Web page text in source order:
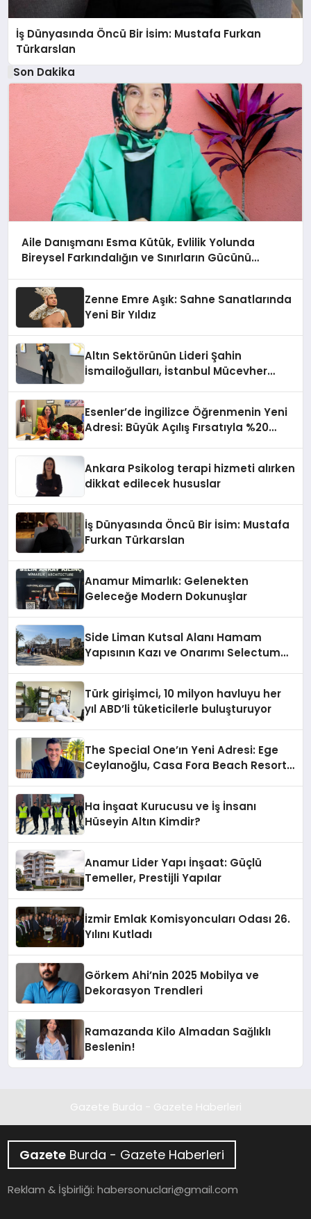
İş Dünyasında Öncü Bir İsim: Mustafa Furkan
Türkarslan
Son Dakika
Aile Danışmanı Esma Kütük, Evlilik Yolunda
Bireysel Farkındalığın ve Sınırların Gücünü
Zenne Emre Aşık: Sahne Sanatlarında
Yeni Bir Yıldız
Altın Sektörünün Lideri Şahin
İsmailoğulları, İstanbul Mücevher
Esenler’de İngilizce Öğrenmenin Yeni
Adresi: Büyük Açılış Fırsatıyla %20
Ankara Psikolog terapi hizmeti alırken
dikkat edilecek hususlar
İş Dünyasında Öncü Bir İsim: Mustafa
Furkan Türkarslan
Anamur Mimarlık: Gelenekten
Geleceğe Modern Dokunuşlar
Side Liman Kutsal Alanı Hamam
Yapısının Kazı ve Onarımı Selectum
Türk girişimci, 10 milyon havluyu her
yıl ABD’li tüketicilerle buluşturuyor
The Special One’ın Yeni Adresi: Ege
Ceylanoğlu, Casa Fora Beach Resort
Ha İnşaat Kurucusu ve İş İnsanı
Hüseyin Altın Kimdir?
Anamur Lider Yapı İnşaat: Güçlü
Temeller, Prestijli Yapılar
İzmir Emlak Komisyoncuları Odası 26.
Yılını Kutladı
Görkem Ahi’nin 2025 Mobilya ve
Dekorasyon Trendleri
Ramazanda Kilo Almadan Sağlıklı
Beslenin!
Gazete Burda - Gazete Haberleri
Gazete Burda - Gazete Haberleri
Reklam & İşbirliği:habersonuclari@gmail.com